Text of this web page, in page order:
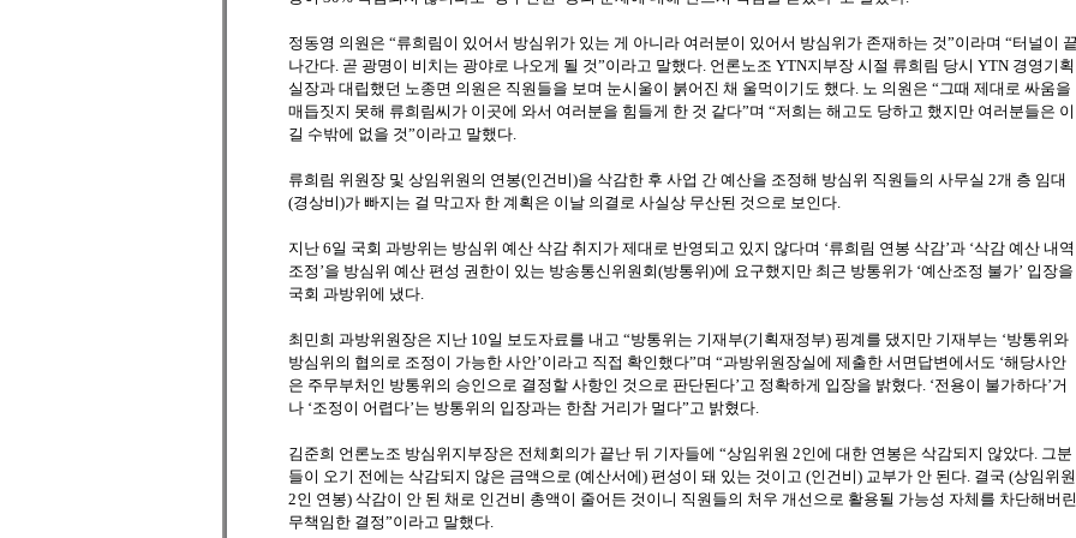
정동영 의원은 “류희림이 있어서 방심위가 있는 게 아니라 여러분이 있어서 방심위가 존재하는 것”이라며 “터널이
나간다. 곧 광명이 비치는 광야로 나오게 될 것”이라고 말했다. 언론노조 YTN지부장 시절 류희림 당시 YTN 경영기획
실장과 대립했던 노종면 의원은 직원들을 보며 눈시울이 붉어진 채 울먹이기도 했다. 노 의원은 “그때 제대로 싸움을
매듭짓지 못해 류희림씨가 이곳에 와서 여러분을 힘들게 한 것 같다”며 “저희는 해고도 당하고 했지만 여러분들은 이
길 수밖에 없을 것”이라고 말했다.
류희림 위원장 및 상임위원의 연봉(인건비)을 삭감한 후 사업 간 예산을 조정해 방심위 직원들의 사무실 2개 층 임대
(경상비)가 빠지는 걸 막고자 한 계획은 이날 의결로 사실상 무산된 것으로 보인다.
지난 6일 국회 과방위는 방심위 예산 삭감 취지가 제대로 반영되고 있지 않다며 ‘류희림 연봉 삭감’과 ‘삭감 예산 내역
조정’을 방심위 예산 편성 권한이 있는 방송통신위원회(방통위)에 요구했지만 최근 방통위가 ‘예산조정 불가’ 입장을
국회 과방위에 냈다.
최민희 과방위원장은 지난 10일 보도자료를 내고 “방통위는 기재부(기획재정부) 핑계를 댔지만 기재부는 ‘방통위와
방심위의 협의로 조정이 가능한 사안’이라고 직접 확인했다”며 “과방위원장실에 제출한 서면답변에서도 ‘해당사안
은 주무부처인 방통위의 승인으로 결정할 사항인 것으로 판단된다’고 정확하게 입장을 밝혔다. ‘전용이 불가하다’거
나 ‘조정이 어렵다’는 방통위의 입장과는 한참 거리가 멀다”고 밝혔다.
김준희 언론노조 방심위지부장은 전체회의가 끝난 뒤 기자들에 “상임위원 2인에 대한 연봉은 삭감되지 않았다. 그분
들이 오기 전에는 삭감되지 않은 금액으로 (예산서에) 편성이 돼 있는 것이고 (인건비) 교부가 안 된다. 결국 (상임위원
2인 연봉) 삭감이 안 된 채로 인건비 총액이 줄어든 것이니 직원들의 처우 개선으로 활용될 가능성 자체를 차단해버린
무책임한 결정”이라고 말했다.